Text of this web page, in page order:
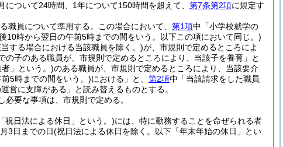
ついて24時間、1年について150時間を超えて、 第7条第2項に規定す
職員について準用する。 この場合において、 第1項中「小学校就学の
10時から翌日の午前5時までの間をいう。以下この項において同じ。)
する場合における当該職員を除く。)が、市規則で定めるところによ
の子のある職員が、市規則で定めるところにより、当該子を養育」と
」という。)のある職員が、市規則で定めるところにより、当該要介
5時までの間をいう。)における」と、 第2項中「当該請求をした職員
営に支障がある」と読み替えるものとする。
要な事項は、市規則で定める。
祝日法による休日」という。)には、特に勤務することを命ぜられる者
3日までの日(祝日法による休日を除く。以下「年末年始の休日」とい